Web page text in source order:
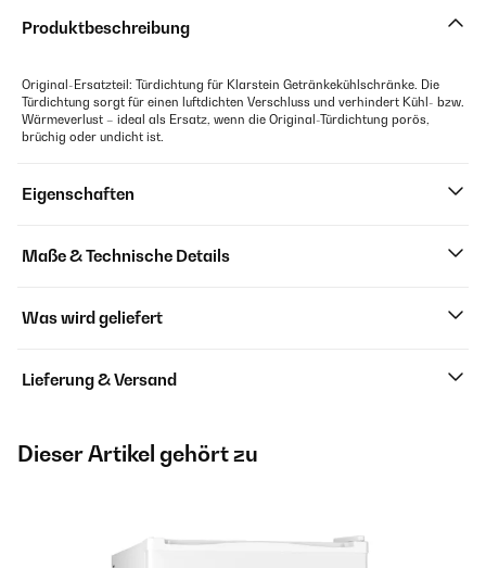
Produktbeschreibung
Original-Ersatzteil: Türdichtung für Klarstein Getränkekühlschränke. Die
Türdichtung sorgt für einen luftdichten Verschluss und verhindert Kühl- bzw.
Wärmeverlust – ideal als Ersatz, wenn die Original-Türdichtung porös,
brüchig oder undicht ist.
Eigenschaften
Maße & Technische Details
Was wird geliefert
Lieferung & Versand
Dieser Artikel gehört zu